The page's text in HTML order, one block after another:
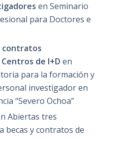
en Seminario
para Doctores e
contratos
de I+D en
para la formación y
investigador en
“Severo Ochoa”
Abiertas tres
becas y contratos de